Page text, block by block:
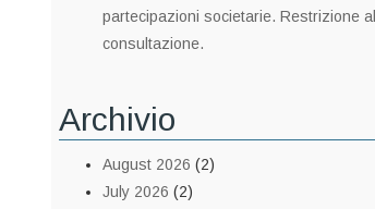
partecipazioni societarie. Restrizione
consultazione.
Archivio
August 2026 (2)
July 2026 (2)